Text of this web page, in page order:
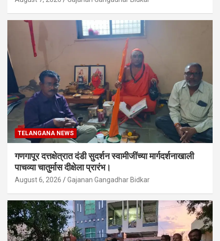
TELANGANA NEWS
गणगापूर दत्तक्षेत्रात दंडी सुदर्शन स्वामीजींच्या मार्गदर्शनाखाली
पाचव्या चातुर्मास दीक्षेला प्रारंभ।
August 6, 2026 Gajanan Gangadhar Bidkar